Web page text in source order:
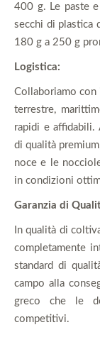
400 g. Le paste
secchi di plastica
180 g a 250 g
Logistica:
Collaboriamo
terrestre,
rapidi e affidabili.
di qualità
noce e le
in condizioni
Garanzia di
In qualità di
completamente
standard di
campo alla
greco che le
competitivi.